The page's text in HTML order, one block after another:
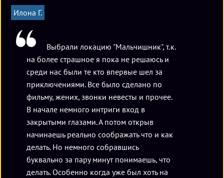
2000 до 2500 рублей. К участию в квесте допускаются
команды из 2-4 человек (в возрасте от 14 лет и старше), а
пятый человек – по предварительной договоренности за
дополнительную плату в размере 650 рублей
(подробности и условия участия уточняйте при
бронировании).
Илона Г.
Выбрали локацию "Мальчишник", т.к.
на более страшное я пока не решаюсь и
среди нас были те кто впервые шел за
приключениями. Все было сделано по
фильму, жених, звонки невесты и прочее.
В начале немного интриги вход в
закрытыми глазами. А потом открыв
начинаешь реально соображать что и как
делать. Но немного собравшись
буквально за пару минут понимаешь, что
делать. Особенно когда уже был хоть на